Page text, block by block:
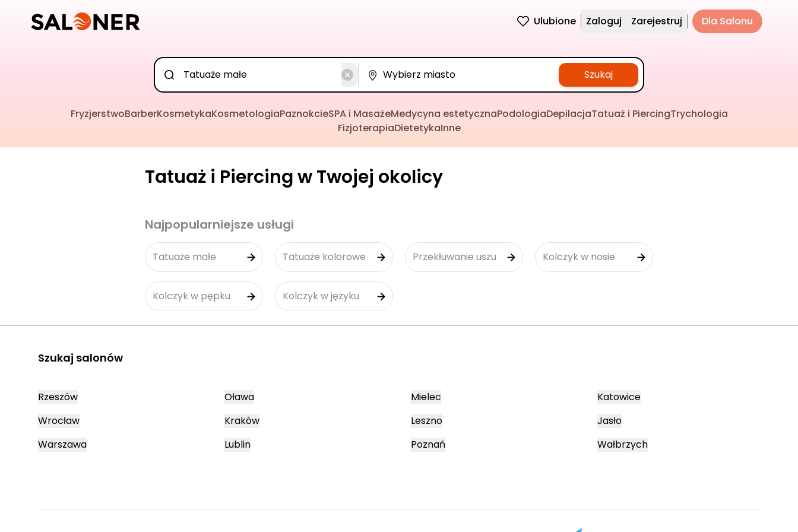
Ulubione Zaloguj Zarejestruj Dla Salonu
Szukaj
FryzjerstwoBarberKosmetykaKosmetologiaPaznokcieSPA i MasażeMedycyna estetycznaPodologiaDepilacjaTatuaż i PiercingTrychologia
FizjoterapiaDietetykaInne
Tatuaż i Piercing w Twojej okolicy
Najpopularniejsze usługi
Tatuaże małe Tatuaże kolorowe Przekłuwanie uszu Kolczyk w nosie
Kolczyk w pępku Kolczyk w języku
Szukaj salonów
Rzeszów
Wrocław
Warszawa
Oława
Kraków
Lublin
Mielec
Leszno
Poznań
Katowice
Jasło
Wałbrzych